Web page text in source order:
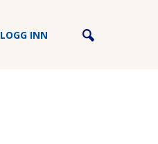
LOGG INN